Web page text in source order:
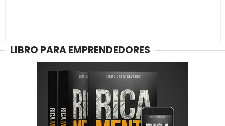
LIBRO PARA EMPRENDEDORES